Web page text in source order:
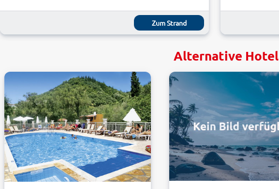
Zum Strand
Alternative